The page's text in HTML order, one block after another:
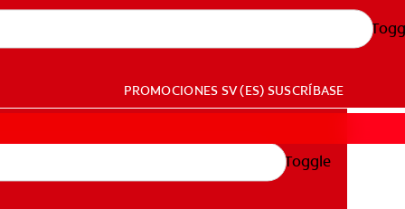
PROMOCIONES SV (ES) SUSCRÍBASE
Toggle